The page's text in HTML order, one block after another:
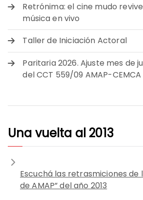
Retrónima: el cine mudo
música en vivo
Taller de Iniciación Actoral
Paritaria 2026. Ajuste mes de
del CCT 559/09 AMAP-CEMCA
Una vuelta al 2013
Escuchá las retrasmiciones de
de AMAP” del año 2013